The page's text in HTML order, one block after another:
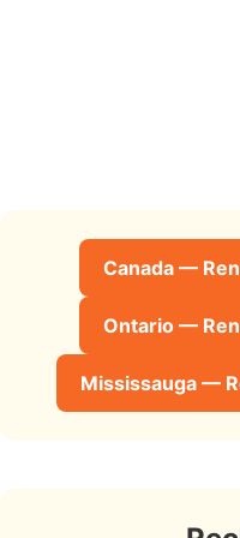
Canada —
Ontario —
Mississauga —